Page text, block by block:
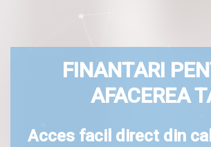
FINANTARI
AFACEREA
Acces facil direct din